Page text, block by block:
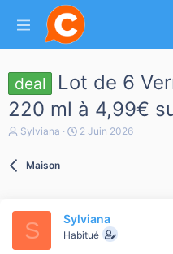
deal
Lot de 6
220 ml à 4,99€
A
d
a
Sylviana
D
é
b
2 Juin 2026
Maison
S Sylviana
Habitué